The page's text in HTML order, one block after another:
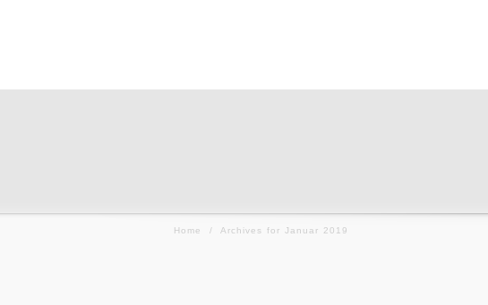
Home / Archives for Januar 2019